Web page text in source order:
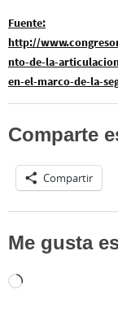
Fuente:
http://
nto-de-la-
en-el-marco-de-la-
Comparte
Compartir
Me gusta
Cargando...